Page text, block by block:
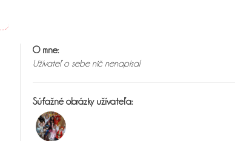
O mne:
Užívateľ o sebe nič nenapísal
Súťažné obrázky užívateľa: